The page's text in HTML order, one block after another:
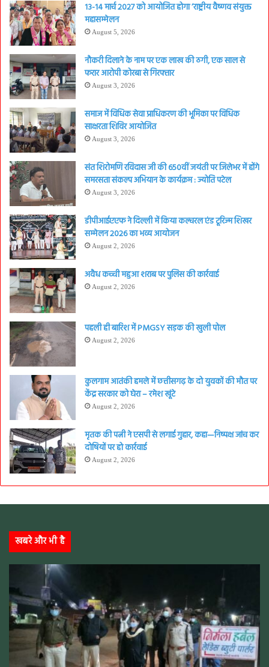
13-14 मार्च 2027 को आयोजित होगा ‘राष्ट्रीय वैष्णव संयुक्त
महासम्मेलन
August 5, 2026
नौकरी दिलाने के नाम पर एक लाख की ठगी, एक साल से
फरार आरोपी कोरबा से गिरफ्तार
August 3, 2026
समाज में विधिक सेवा प्राधिकरण की भूमिका पर विधिक
साक्षरता शिविर आयोजित
August 3, 2026
संत शिरोमणि रविदास जी की 650वीं जयंती पर जिलेभर में होंगे
समरसता संकल्प अभियान के कार्यक्रम : ज्योति पटेल
August 3, 2026
डीपीआईएएफ ने दिल्ली में किया कल्चरल एंड टूरिज्म शिखर
सम्मेलन 2026 का भव्य आयोजन
August 2, 2026
अवैध कच्ची महुआ शराब पर पुलिस की कार्रवाई
August 2, 2026
पहली ही बारिश में PMGSY सड़क की खुली पोल
August 2, 2026
कुलगाम आतंकी हमले में छत्तीसगढ़ के दो युवकों की मौत पर
केंद्र सरकार को घेरा – रमेश खूंटे
August 2, 2026
मृतक की पत्नी ने एसपी से लगाई गुहार, कहा—निष्पक्ष जांच कर
दोषियों पर हो कार्रवाई
August 2, 2026
खबरे और भी है